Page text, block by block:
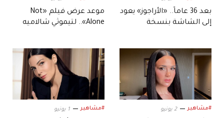
بعد 36 عاماً.. «الأراجوز» يعود
إلى الشاشة بنسخة
موعد عرض فيلم «Not
Alone».. لتيموثي شالاميه
#مشاهير 2 يونيو #مشاهير 1 يونيو